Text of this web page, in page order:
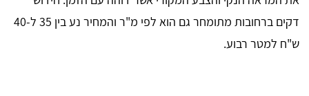
דקים ברחובות מתומחר גם הוא לפי מ"ר והמחיר נע בין 35 ל-40
ש"ח למטר רבוע.